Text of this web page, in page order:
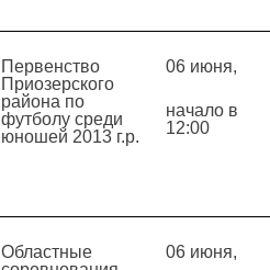
Первенство
Приозерского
района по
футболу среди
юношей 2013 г.р.
06 июня,
начало в
12:00
Областные
06 июня,